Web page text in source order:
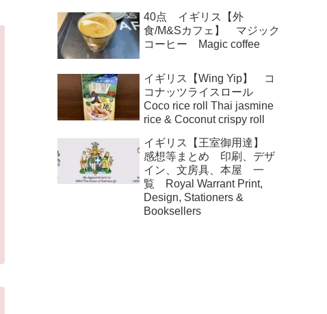
40点 イギリス【外
食/M&Sカフェ】 マジック
コーヒー Magic coffee
イギリス【Wing Yip】 コ
コナッツライスロール
Coco rice roll Thai jasmine
rice & Coconut crispy roll
イギリス【王室御用達】
感想等まとめ 印刷、デザ
イン、文房具、本屋 一
覧 Royal Warrant Print,
Design, Stationers &
Booksellers